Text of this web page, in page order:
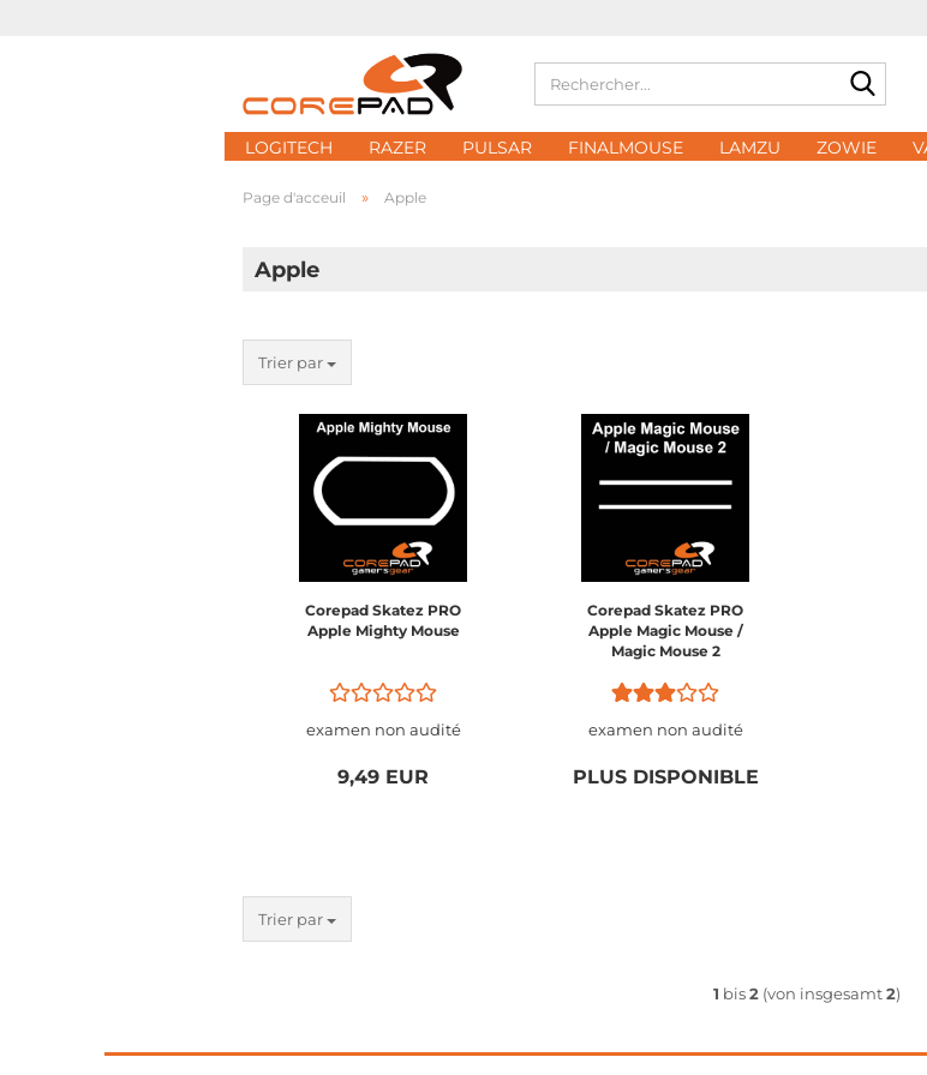
LOGITECH RAZER PULSAR FINALMOUSE LAMZU ZOWIE
Page d'acceuil » Apple
Apple
Trier par
Corepad Skatez PRO
Apple Mighty Mouse
examen non audité
9,49 EUR
Corepad Skatez PRO
Apple Magic Mouse /
Magic Mouse 2
examen non audité
PLUS DISPONIBLE
Trier par
1 bis2 (von insgesamt2)